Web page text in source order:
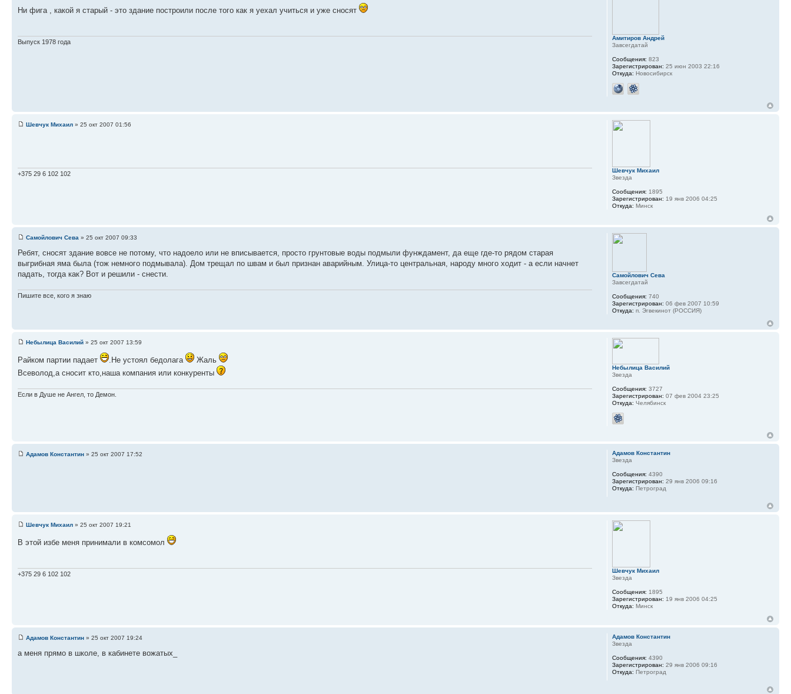
Ни фига , какой я старый - это здание построили после того как я уехал учиться и уже сносят
Выпуск 1978 года
Амитиров Андрей
Завсегдатай
Сообщения: 823
Зарегистрирован: 25 июн 2003 22:16
Откуда: Новосибирск
Шевчук Михаил » 25 окт 2007 01:56
+375 29 6 102 102
Шевчук Михаил
Звезда
Сообщения: 1895
Зарегистрирован: 19 янв 2006 04:25
Откуда: Минск
Самойлович Сева » 25 окт 2007 09:33
Ребят, сносят здание вовсе не потому, что надоело или не вписывается, просто грунтовые воды подмыли фунждамент, да еще где-то рядом старая
выгрибная яма была (тож немного подмывала). Дом трещал по швам и был признан аварийным. Улица-то центральная, народу много ходит - а если начнет
падать, тогда как? Вот и решили - снести.
Пишите все, кого я знаю
Самойлович Сева
Завсегдатай
Сообщения: 740
Зарегистрирован: 06 фев 2007 10:59
Откуда: п. Эгвекинот (РОССИЯ)
Небылица Василий » 25 окт 2007 13:59
Райком партии падает .Не устоял бедолага
Жаль
Всеволод,а сносит кто,наша компания или конкуренты
Если в Душе не Ангел, то Демон.
Небылица Василий
Звезда
Сообщения: 3727
Зарегистрирован: 07 фев 2004 23:25
Откуда: Челябинск
Адамов Константин » 25 окт 2007 17:52
Адамов Константин
Звезда
Сообщения: 4390
Зарегистрирован: 29 янв 2006 09:16
Откуда: Петроград
Шевчук Михаил » 25 окт 2007 19:21
В этой избе меня принимали в комсомол
+375 29 6 102 102
Шевчук Михаил
Звезда
Сообщения: 1895
Зарегистрирован: 19 янв 2006 04:25
Откуда: Минск
Адамов Константин » 25 окт 2007 19:24
а меня прямо в школе, в кабинете вожатых_
Адамов Константин
Звезда
Сообщения: 4390
Зарегистрирован: 29 янв 2006 09:16
Откуда: Петроград